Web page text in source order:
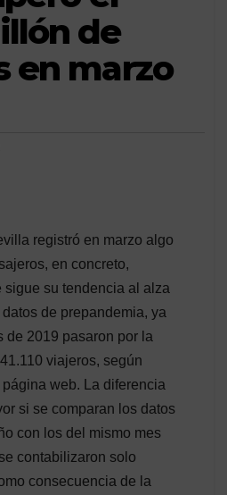
de
en marzo
registró en marzo algo
en concreto,
sigue su tendencia al alza
de prepandemia, ya
de 2019 pasaron por la
viajeros, según
web. La diferencia
si se comparan los datos
con los del mismo mes
contabilizaron solo
consecuencia de la